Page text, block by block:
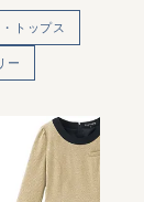
トップス
ー